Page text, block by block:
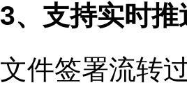
3、支持实时
文件签署流转